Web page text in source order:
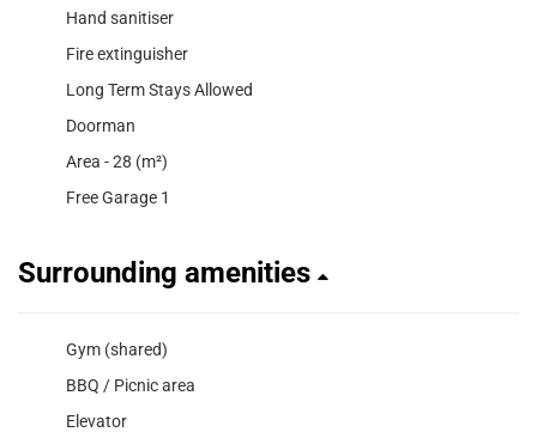
Hand sanitiser
Fire extinguisher
Long Term Stays Allowed
Doorman
Area - 28 (m²)
Free Garage 1
Surrounding amenities
Gym (shared)
BBQ / Picnic area
Elevator